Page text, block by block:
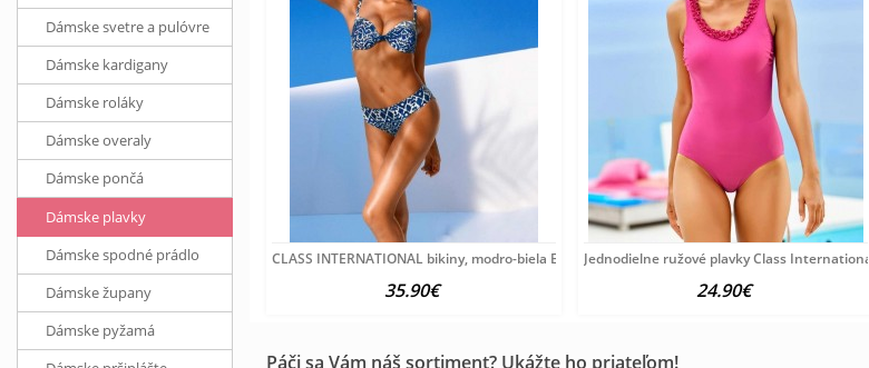
CLASS INTERNATIONAL bikiny, modro-biela E-Cup
35.90€
Jednodielne ružové plavky Class International
24.90€
Páči sa Vám náš sortiment? Ukážte ho priateľom!
Dámske svetre a pulóvre
Dámske kardigany
Dámske roláky
Dámske overaly
Dámske pončá
Dámske plavky
Dámske spodné prádlo
Dámske župany
Dámske pyžamá